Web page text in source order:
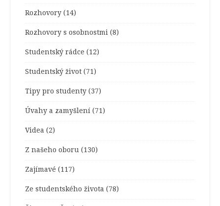
Rozhovory (14)
Rozhovory s osobnostmi (8)
Studentský rádce (12)
Studentský život (71)
Tipy pro studenty (37)
Úvahy a zamyšlení (71)
Videa (2)
Z našeho oboru (130)
Zajímavé (117)
Ze studentského života (78)